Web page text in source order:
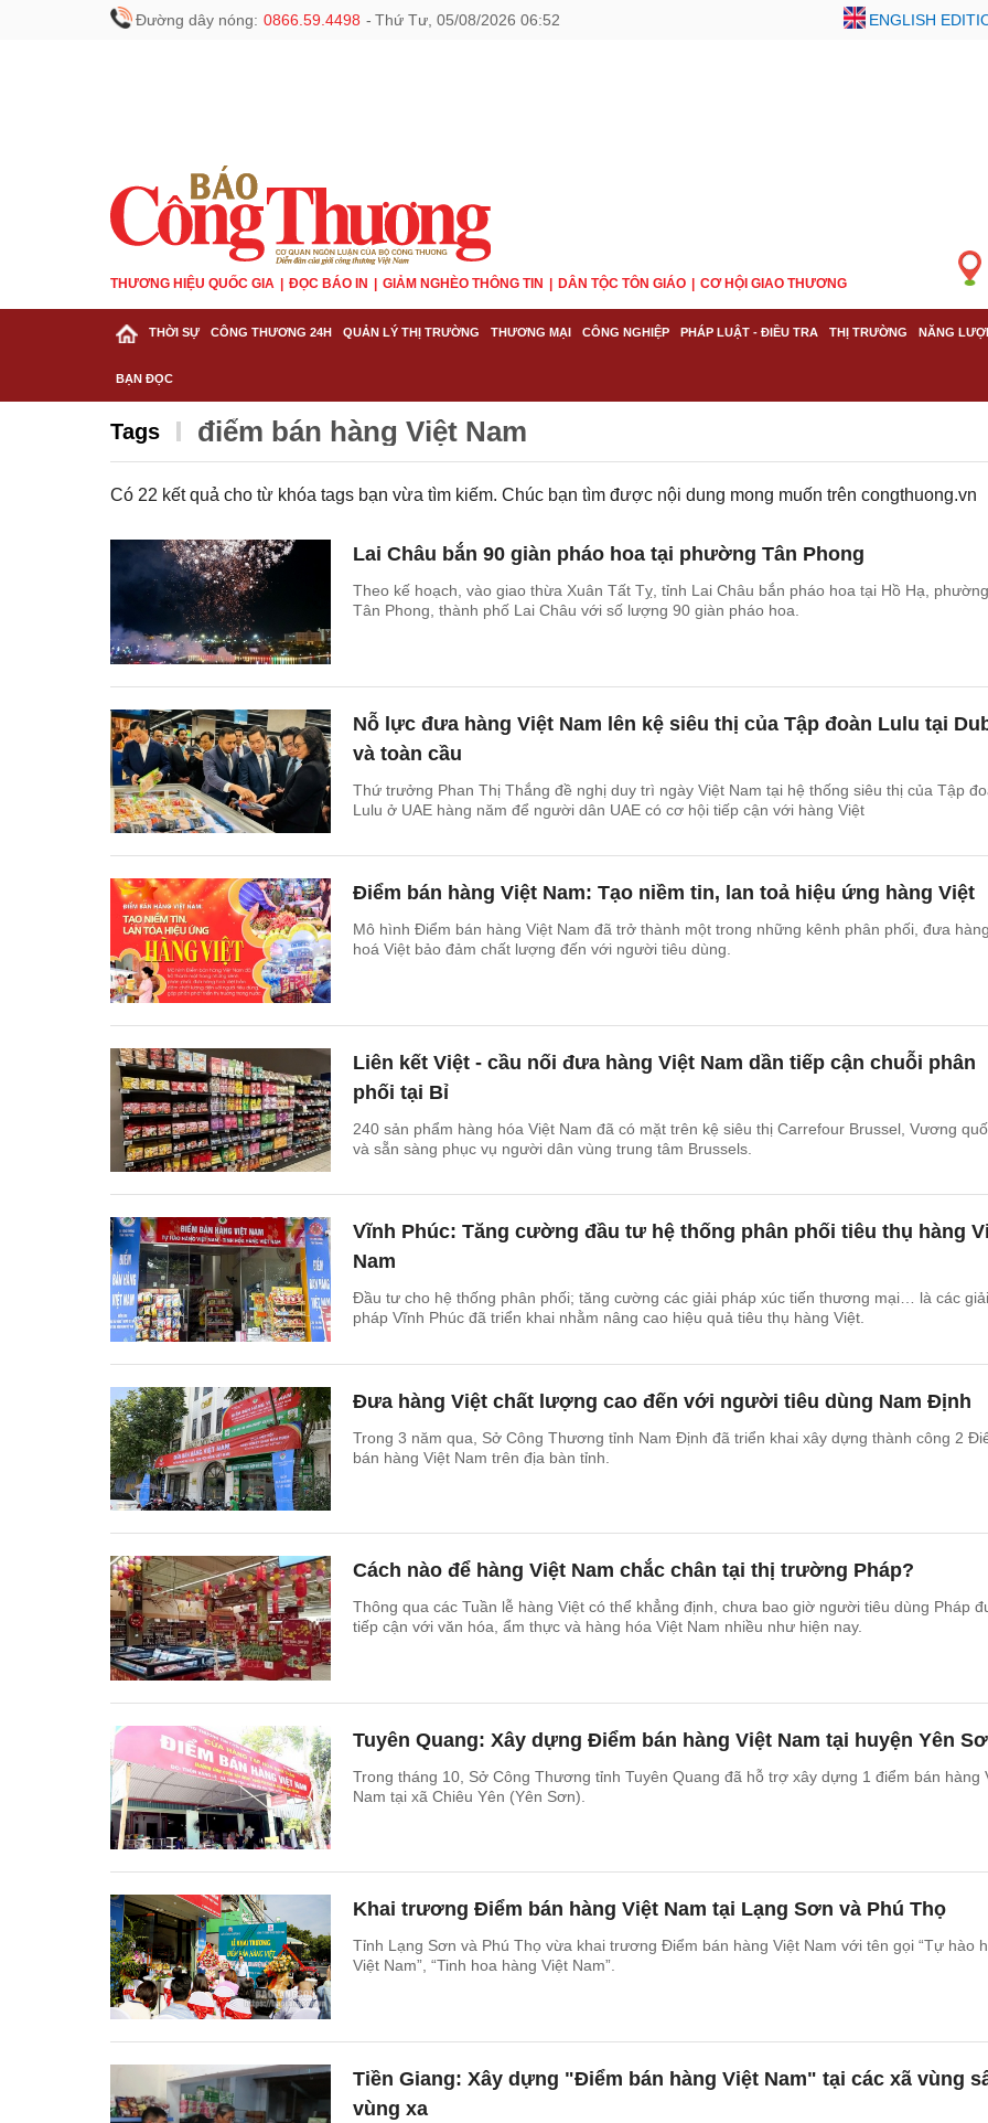
Đường dây nóng: 0866.59.4498 - Thứ Tư, 05/08/2026 06:52 ENGLISH
THƯƠNG HIỆU QUỐC GIA ĐỌC BÁO IN GIẢM NGHÈO THÔNG TIN DÂN TỘC TÔN GIÁO CƠ HỘI GIAO THƯƠNG
THỜI SỰ CÔNG THƯƠNG 24H QUẢN LÝ THỊ TRƯỜNG THƯƠNG MẠI CÔNG NGHIỆP PHÁP LUẬT - ĐIỀU TRA THỊ TRƯỜNG NĂNG
BẠN ĐỌC
Tags điểm bán hàng Việt Nam
Có 22 kết quả cho từ khóa tags bạn vừa tìm kiếm. Chúc bạn tìm được nội dung mong muốn trên congthuong.vn
Lai Châu bắn 90 giàn pháo hoa tại phường Tân Phong
Theo kế hoạch, vào giao thừa Xuân Tất Tỵ, tỉnh Lai Châu bắn pháo hoa tại Hồ Hạ, phường
Tân Phong, thành phố Lai Châu với số lượng 90 giàn pháo hoa.
Nỗ lực đưa hàng Việt Nam lên kệ siêu thị của Tập đoàn Lulu tại
và toàn cầu
Thứ trưởng Phan Thị Thắng đề nghị duy trì ngày Việt Nam tại hệ thống siêu thị của Tập
Lulu ở UAE hàng năm để người dân UAE có cơ hội tiếp cận với hàng Việt
Điểm bán hàng Việt Nam: Tạo niềm tin, lan toả hiệu ứng hàng Việt
Mô hình Điểm bán hàng Việt Nam đã trở thành một trong những kênh phân phối, đưa hàng
hoá Việt bảo đảm chất lượng đến với người tiêu dùng.
Liên kết Việt - cầu nối đưa hàng Việt Nam dần tiếp cận chuỗi phân
phối tại Bỉ
240 sản phẩm hàng hóa Việt Nam đã có mặt trên kệ siêu thị Carrefour Brussel, Vương
và sẵn sàng phục vụ người dân vùng trung tâm Brussels.
Vĩnh Phúc: Tăng cường đầu tư hệ thống phân phối tiêu thụ hàng
Nam
Đầu tư cho hệ thống phân phối; tăng cường các giải pháp xúc tiến thương mại… là các giải
pháp Vĩnh Phúc đã triển khai nhằm nâng cao hiệu quả tiêu thụ hàng Việt.
Đưa hàng Việt chất lượng cao đến với người tiêu dùng Nam Định
Trong 3 năm qua, Sở Công Thương tỉnh Nam Định đã triển khai xây dựng thành công 2
bán hàng Việt Nam trên địa bàn tỉnh.
Cách nào để hàng Việt Nam chắc chân tại thị trường Pháp?
Thông qua các Tuần lễ hàng Việt có thể khẳng định, chưa bao giờ người tiêu dùng Pháp
tiếp cận với văn hóa, ẩm thực và hàng hóa Việt Nam nhiều như hiện nay.
Tuyên Quang: Xây dựng Điểm bán hàng Việt Nam tại huyện Yên
Trong tháng 10, Sở Công Thương tỉnh Tuyên Quang đã hỗ trợ xây dựng 1 điểm bán hàng
Nam tại xã Chiêu Yên (Yên Sơn).
Khai trương Điểm bán hàng Việt Nam tại Lạng Sơn và Phú Thọ
Tỉnh Lạng Sơn và Phú Thọ vừa khai trương Điểm bán hàng Việt Nam với tên gọi “Tự hào
Việt Nam”, “Tinh hoa hàng Việt Nam”.
Tiền Giang: Xây dựng "Điểm bán hàng Việt Nam" tại các xã vùng
vùng xa